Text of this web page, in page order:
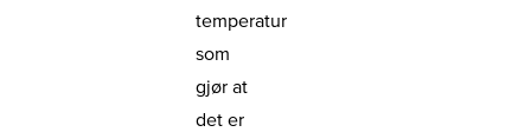
temperatur
som
gjør at
det er